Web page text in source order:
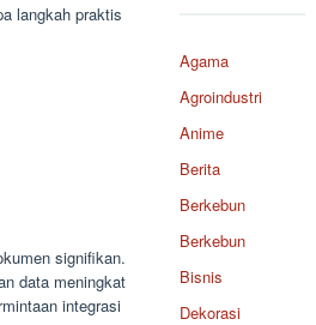
langkah praktis
signifikan.
data meningkat
integrasi
Agama
Agroindustri
Anime
Berita
Berkebun
Berkebun
Bisnis
Dekorasi